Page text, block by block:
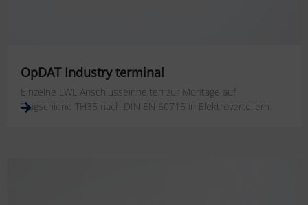
OpDAT Industry terminal
Einzelne LWL Anschlusseinheiten zur Montage auf
Tragschiene TH35 nach DIN EN 60715 in Elektroverteilern.